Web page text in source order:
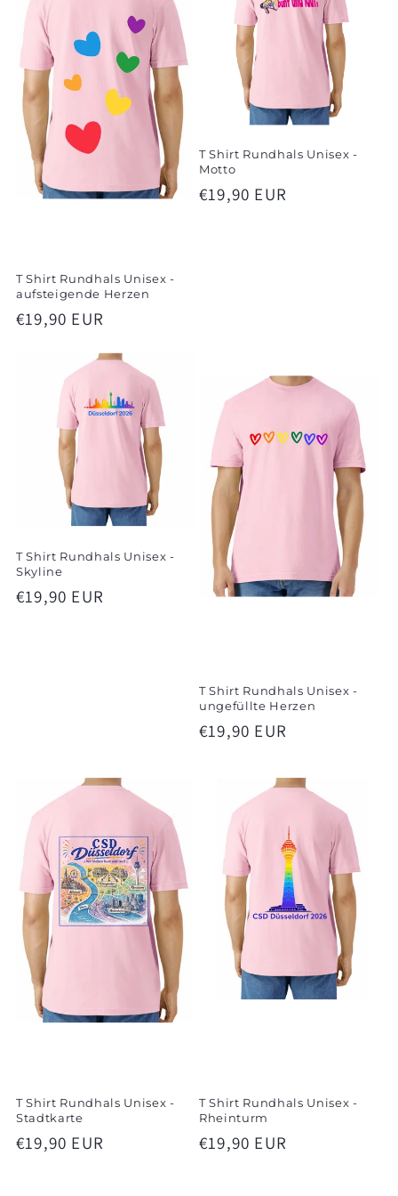
r
i
e
T Shirt Rundhals Unisex -
aufsteigende Herzen
Normaler
€19,90 EUR
T Shirt Rundhals Unisex -
Motto
Normaler
€19,90 EUR
T Shirt Rundhals Unisex -
Skyline
Normaler
€19,90 EUR
T Shirt Rundhals Unisex -
ungefüllte Herzen
Normaler
€19,90 EUR
T Shirt Rundhals Unisex -
Stadtkarte
Normaler
€19,90 EUR
T Shirt Rundhals Unisex -
Rheinturm
Normaler
€19,90 EUR